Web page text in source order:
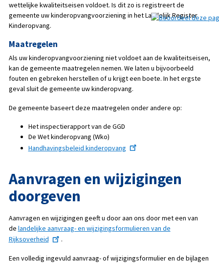
wettelijke kwaliteitseisen voldoet. Is dit zo is registreert de
gemeente uw kinderopvangvoorziening in het Landelijk Register
Kinderopvang.
Maatregelen
Als uw kinderopvangvoorziening niet voldoet aan de kwaliteitseisen,
kan de gemeente maatregelen nemen. We laten u bijvoorbeeld
fouten en gebreken herstellen of u krijgt een boete. In het ergste
geval sluit de gemeente uw kinderopvang.
De gemeente baseert deze maatregelen onder andere op:
Het inspectierapport van de GGD
De Wet kinderopvang (Wko)
Handhavingsbeleid kinderopvang
Aanvragen en wijzigingen
doorgeven
Aanvragen en wijzigingen geeft u door aan ons door met een van
de landelijke aanvraag- en wijzigingsformulieren van de
Rijksoverheid
.
Een volledig ingevuld aanvraag- of wijzigingsformulier en de bijlagen